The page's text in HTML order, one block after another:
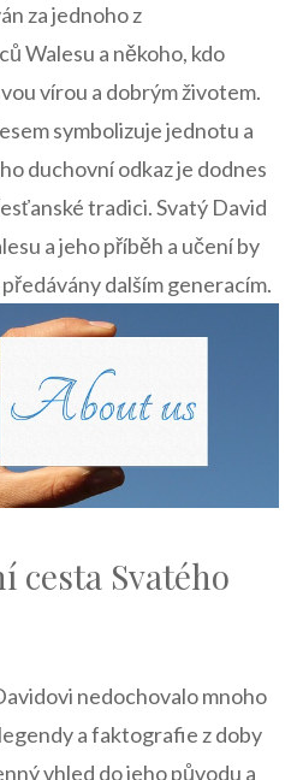
za jednoho z
Walesu a někoho, ‌kdo
vírou ⁣a dobrým⁢ životem.‍
symbolizuje‍ jednotu⁢ a
duchovní odkaz ‍je dodnes
⁢tradici. ⁤Svatý David
a jeho příběh a ⁢učení by
dalším generacím.
cesta Svatého
nedochovalo mnoho
a faktografie ⁤z doby
vhled ⁤do jeho​ původu a